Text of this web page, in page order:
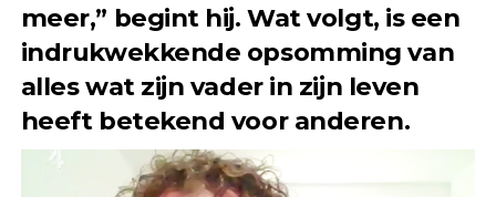
meer,” begint hij. Wat volgt, is een
indrukwekkende opsomming van
alles wat zijn vader in zijn leven
heeft betekend voor anderen.